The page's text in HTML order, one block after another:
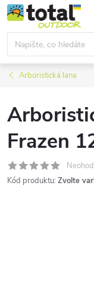
Přejít
na
obsah
Arboristická lana
Frazen
Kód produktu: Zvolte